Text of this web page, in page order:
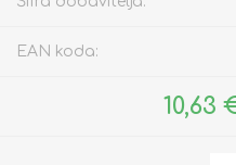
EAN koda:
10,63